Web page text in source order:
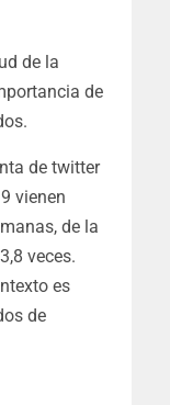
de la
de
de twitter
vienen
de la
veces.
es
de